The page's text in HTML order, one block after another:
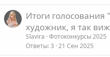
Итоги
художник, я так
Slavira Фотоконкурсы 2025
Ответы 3 21 Сен 2025